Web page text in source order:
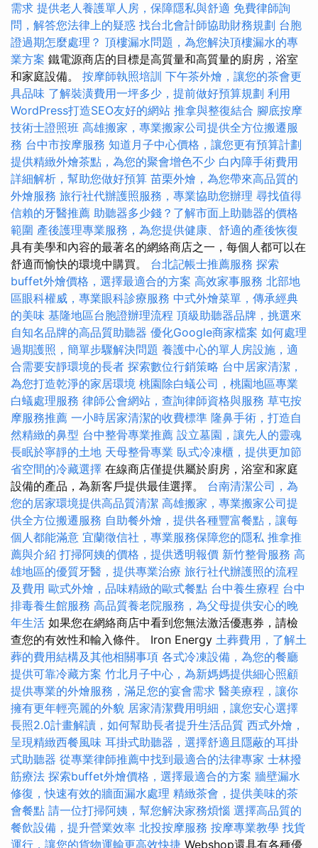
需求 提供老人養護單人房，保障隱私與舒適 免費律師詢
問，解答您法律上的疑惑 找台北會計師協助財務規劃 台胞
證過期怎麼處理？ 頂樓漏水問題，為您解決頂樓漏水的專
業方案 鐵電源商店的目標是高質量和高質量的廚房，浴室
和家庭設備。 按摩師執照培訓 下午茶外燴，讓您的茶會更
具品味 了解裝潢費用一坪多少，提前做好預算規劃 利用
WordPress打造SEO友好的網站 推拿與整復結合 腳底按摩
技術士證照班 高雄搬家，專業搬家公司提供全方位搬遷服
務 台中市按摩服務 知道月子中心價格，讓您更有預算計劃
提供精緻外燴茶點，為您的聚會增色不少 白內障手術費用
詳細解析，幫助您做好預算 苗栗外燴，為您帶來高品質的
外燴服務 旅行社代辦護照服務，專業協助您辦理 尋找值得
信賴的牙醫推薦 助聽器多少錢？了解市面上助聽器的價格
範圍 產後護理專業服務，為您提供健康、舒適的產後恢復
具有美學和內容的最著名的網絡商店之一，每個人都可以在
舒適而愉快的環境中購買。 台北記帳士推薦服務 探索
buffet外燴價格，選擇最適合的方案 高效家事服務 北部地
區眼科權威，專業眼科診療服務 中式外燴菜單，傳承經典
的美味 基隆地區台胞證辦理流程 頂級助聽器品牌，挑選來
自知名品牌的高品質助聽器 優化Google商家檔案 如何處理
過期護照，簡單步驟解決問題 養護中心的單人房設施，適
合需要安靜環境的長者 探索數位行銷策略 台中居家清潔，
為您打造乾淨的家居環境 桃園除白蟻公司，桃園地區專業
白蟻處理服務 律師公會網站，查詢律師資格與服務 草屯按
摩服務推薦 一小時居家清潔的收費標準 隆鼻手術，打造自
然精緻的鼻型 台中整骨專業推薦 設立墓園，讓先人的靈魂
長眠於寧靜的土地 天母整骨專業 臥式冷凍櫃，提供更加節
省空間的冷藏選擇 在線商店僅提供屬於廚房，浴室和家庭
設備的產品，為新客戶提供最佳選擇。 台南清潔公司，為
您的居家環境提供高品質清潔 高雄搬家，專業搬家公司提
供全方位搬遷服務 自助餐外燴，提供各種豐富餐點，讓每
個人都能滿意 宜蘭徵信社，專業服務保障您的隱私 推拿推
薦與介紹 打掃阿姨的價格，提供透明報價 新竹整骨服務 高
雄地區的優質牙醫，提供專業治療 旅行社代辦護照的流程
及費用 歐式外燴，品味精緻的歐式餐點 台中養生療程 台中
排毒養生館服務 高品質養老院服務，為父母提供安心的晚
年生活 如果您在網絡商店中看到您無法激活優惠券，請檢
查您的有效性和輸入條件。 Iron Energy 土葬費用，了解土
葬的費用結構及其他相關事項 各式冷凍設備，為您的餐廳
提供可靠冷藏方案 竹北月子中心，為新媽媽提供細心照顧
提供專業的外燴服務，滿足您的宴會需求 醫美療程，讓你
擁有更年輕亮麗的外貌 居家清潔費用明細，讓您安心選擇
長照2.0計畫解讀，如何幫助長者提升生活品質 西式外燴，
呈現精緻西餐風味 耳掛式助聽器，選擇舒適且隱蔽的耳掛
式助聽器 從專業律師推薦中找到最適合的法律專家 士林撥
筋療法 探索buffet外燴價格，選擇最適合的方案 牆壁漏水
修復，快速有效的牆面漏水處理 精緻茶會，提供美味的茶
會餐點 請一位打掃阿姨，幫您解決家務煩惱 選擇高品質的
餐飲設備，提升營業效率 北投按摩服務 按摩專業教學 找貨
運行，讓您的貨物運輸更高效快捷 Webshop還具有各種優